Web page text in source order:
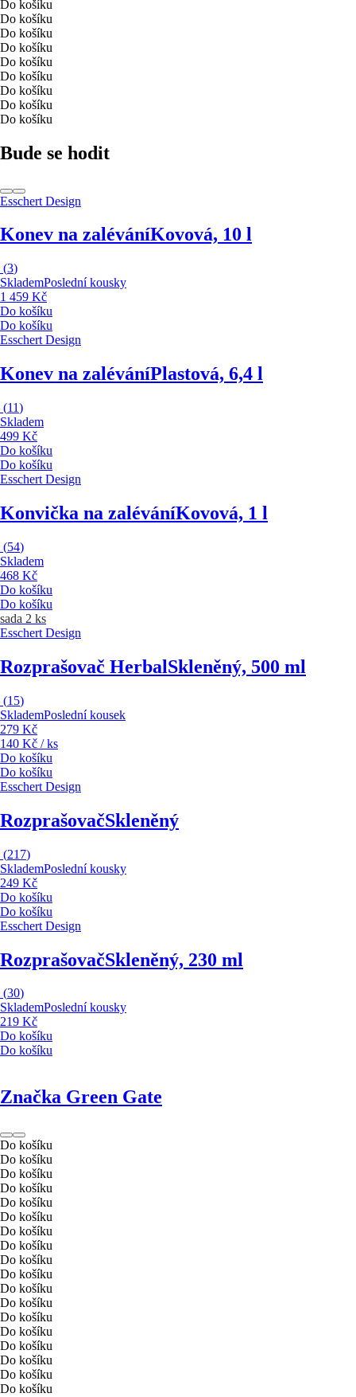
Do košíku
Do košíku
Do košíku
Do košíku
Do košíku
Do košíku
Do košíku
Do košíku
Do košíku
Bude se hodit
Esschert Design
Konev na zaléváníKovová, 10 l
(3)
SklademPoslední kousky
1 459 Kč
Do košíku
Do košíku
Esschert Design
Konev na zaléváníPlastová, 6,4 l
(11)
Skladem
499 Kč
Do košíku
Do košíku
Esschert Design
Konvička na zaléváníKovová, 1 l
(54)
Skladem
468 Kč
Do košíku
Do košíku
sada 2 ks
Esschert Design
Rozprašovač HerbalSkleněný, 500 ml
(15)
SklademPoslední kousek
279 Kč
140 Kč / ks
Do košíku
Do košíku
Esschert Design
RozprašovačSkleněný
(217)
SklademPoslední kousky
249 Kč
Do košíku
Do košíku
Esschert Design
RozprašovačSkleněný, 230 ml
(30)
SklademPoslední kousky
219 Kč
Do košíku
Do košíku
Značka Green Gate
Do košíku
Do košíku
Do košíku
Do košíku
Do košíku
Do košíku
Do košíku
Do košíku
Do košíku
Do košíku
Do košíku
Do košíku
Do košíku
Do košíku
Do košíku
Do košíku
Do košíku
Do košíku